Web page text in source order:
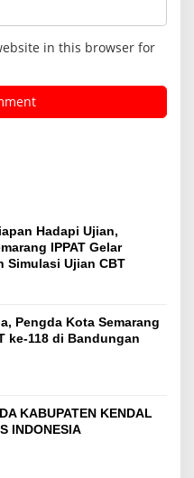
in this browser for
Hadapi Ujian,
IPPAT Gelar
Simulasi Ujian CBT
Pengda Kota Semarang
ke-118 di Bandungan
KABUPATEN KENDAL
INDONESIA